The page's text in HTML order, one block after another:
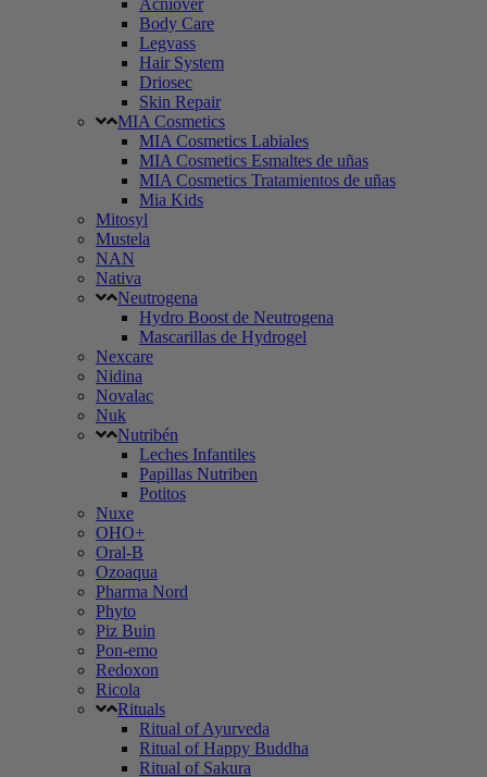
Acniover
Body Care
Legvass
Hair System
Driosec
Skin Repair
MIA Cosmetics
MIA Cosmetics Labiales
MIA Cosmetics Esmaltes de uñas
MIA Cosmetics Tratamientos de uñas
Mia Kids
Mitosyl
Mustela
NAN
Nativa
Neutrogena
Hydro Boost de Neutrogena
Mascarillas de Hydrogel
Nexcare
Nidina
Novalac
Nuk
Nutribén
Leches Infantiles
Papillas Nutriben
Potitos
Nuxe
OHO+
Oral-B
Ozoaqua
Pharma Nord
Phyto
Piz Buin
Pon-emo
Redoxon
Ricola
Rituals
Ritual of Ayurveda
Ritual of Happy Buddha
Ritual of Sakura